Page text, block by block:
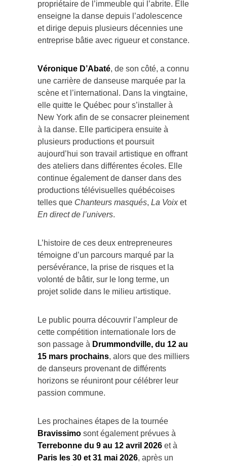
enseigne la danse depuis l’adolescence
et dirige depuis plusieurs décennies une
entreprise bâtie avec rigueur et constance.
Véronique D’Abaté , de son côté, a connu
une carrière de danseuse marquée par la
scène et l’international. Dans la vingtaine,
elle quitte le Québec pour s’installer à
New York afin de se consacrer pleinement
à la danse. Elle participera ensuite à
plusieurs productions et poursuit
aujourd’hui son travail artistique en offrant
des ateliers dans différentes écoles. Elle
continue également de danser dans des
productions télévisuelles québécoises
telles que Chanteurs masqués La Voixet
En direct de l’univers
L’histoire de ces deux entrepreneures
témoigne d’un parcours marqué par la
persévérance, la prise de risques et la
volonté de bâtir, sur le long terme, un
projet solide dans le milieu artistique.
Le public pourra découvrir l’ampleur de
cette compétition internationale lors de
son passage à Drummondville, du 12 au
15 mars prochains
, alors que des milliers
de danseurs provenant de différents
horizons se réuniront pour célébrer leur
passion commune.
Les prochaines étapes de la tournée
Bravissimo sont également prévues à
Terrebonne du 9 au 12 avril 2026 et à
Paris les 30 et 31 mai 2026 , après un